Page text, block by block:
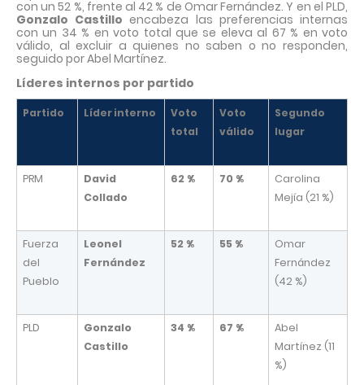
con un 52 %, frente al 42 % de Omar Fernández. Y en el PLD,
Gonzalo Castillo encabeza las preferencias internas
con un 34 % en voto total que se eleva al 67 % en voto
válido, al excluir a quienes no saben o no responden,
seguido por Abel Martínez.
Líderes internos por partido
Partido Líder interno
Voto
total
Voto
válido
Segundo
lugar
PRM
David
Collado
62 % 70 %
Carolina
Mejía (21 %)
Fuerza
del
Pueblo
Leonel
Fernández
52 % 55 %
Omar
Fernández
(42 %)
PLD
Gonzalo
Castillo
34 % 67 %
Abel
Martínez (11
%)